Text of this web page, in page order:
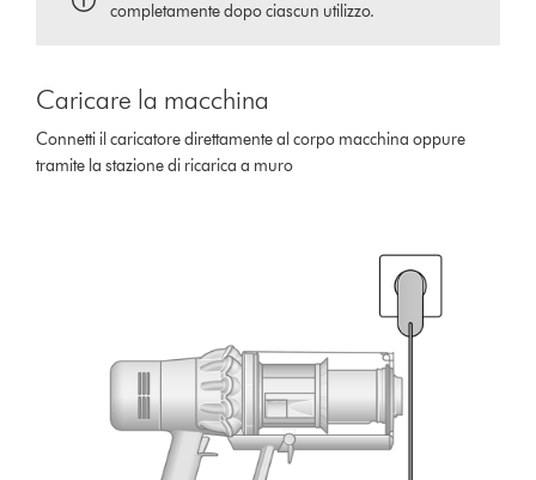
completamente dopo ciascun utilizzo.
Caricare la macchina
Connetti il caricatore direttamente al corpo macchina oppure
tramite la stazione di ricarica a muro